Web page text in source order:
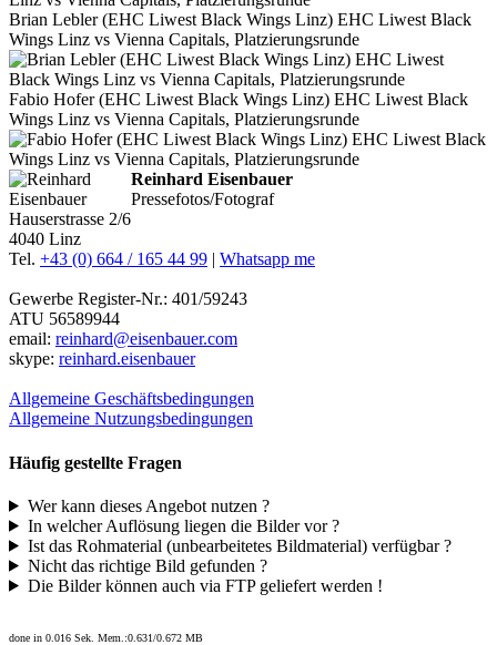
Brian Lebler (EHC Liwest Black Wings Linz) EHC Liwest Black
Wings Linz vs Vienna Capitals, Platzierungsrunde
Fabio Hofer (EHC Liwest Black Wings Linz) EHC Liwest Black
Wings Linz vs Vienna Capitals, Platzierungsrunde
Reinhard Eisenbauer
Pressefotos/Fotograf
Hauserstrasse 2/6
4040 Linz
Tel. +43 (0) 664 / 165 44 99 | Whatsapp me
Gewerbe Register-Nr.: 401/59243
ATU 56589944
email: reinhard@eisenbauer.com
skype: reinhard.eisenbauer
Allgemeine Geschäftsbedingungen
Allgemeine Nutzungsbedingungen
Häufig gestellte Fragen
Wer kann dieses Angebot nutzen ?
In welcher Auflösung liegen die Bilder vor ?
Ist das Rohmaterial (unbearbeitetes Bildmaterial) verfügbar ?
Nicht das richtige Bild gefunden ?
Die Bilder können auch via FTP geliefert werden !
done in 0.016 Sek. Mem.:0.631/0.672 MB